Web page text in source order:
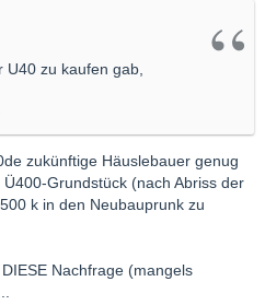
U40 zu kaufen gab,
zukünftige Häuslebauer genug
Grundstück (nach Abriss der
k in den Neubauprunk zu
Nachfrage (mangels